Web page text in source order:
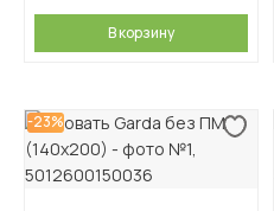
В корзину
-23%